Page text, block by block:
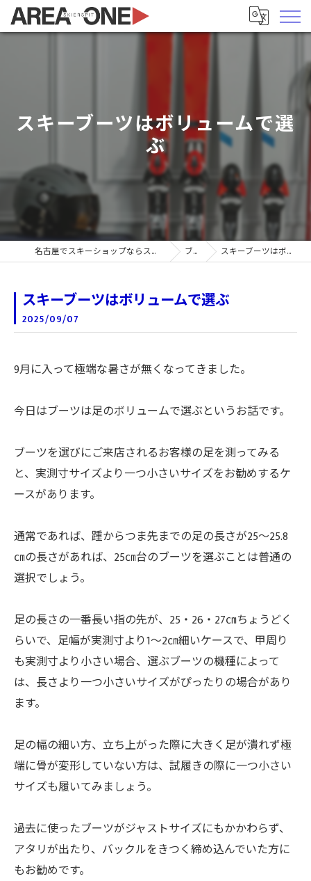
スキーブーツはボリュームで選
ぶ
名古屋でスキーショップならスキーヤーズピットエリア1 ブログ スキーブーツはボリュームで選ぶ
スキーブーツはボリュームで選ぶ
2025/09/07
9月に入って極端な暑さが無くなってきました。
今日はブーツは足のボリュームで選ぶというお話です。
ブーツを選びにご来店されるお客様の足を測ってみる
と、実測寸サイズより一つ小さいサイズをお勧めするケ
ースがあります。
通常であれば、踵からつま先までの足の長さが25～25.8
㎝の長さがあれば、25㎝台のブーツを選ぶことは普通の
選択でしょう。
足の長さの一番長い指の先が、25・26・27㎝ちょうどく
らいで、足幅が実測寸より1～2㎝細いケースで、甲周り
も実測寸より小さい場合、選ぶブーツの機種によって
は、長さより一つ小さいサイズがぴったりの場合があり
ます。
足の幅の細い方、立ち上がった際に大きく足が潰れず極
端に骨が変形していない方は、試履きの際に一つ小さい
サイズも履いてみましょう。
過去に使ったブーツがジャストサイズにもかかわらず、
アタリが出たり、バックルをきつく締め込んでいた方に
もお勧めです。